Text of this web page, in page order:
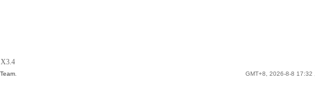
GMT+8, 2026-8-8 17:32
X3.4